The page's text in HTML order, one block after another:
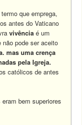
que emprega,
antes do Vaticano
vivência é um
pode ser aceito
mas uma crença
pela Igreja.
católicos de antes
bem superiores